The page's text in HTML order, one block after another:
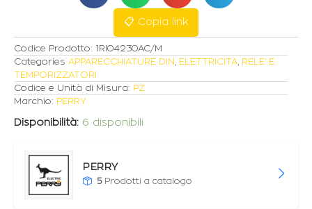
📋 Copia link
Codice Prodotto: 1RI04230AC/M
Categories APPARECCHIATURE DIN, ELETTRICITÀ, RELE' E
TEMPORIZZATORI
Codice e Unità di Misura: PZ
Marchio: PERRY
Disponibilità: 6 disponibili
PERRY
5 Prodotti a catalogo